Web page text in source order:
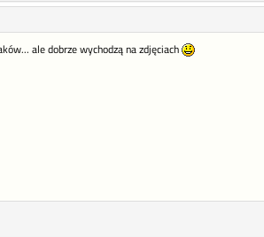
ale dobrze wychodzą na zdjęciach